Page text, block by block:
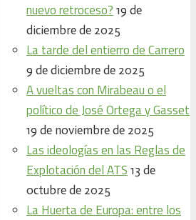
nuevo retroceso? 19 de
diciembre de 2025
La tarde del entierro de Carrero
9 de diciembre de 2025
A vueltas con Mirabeau o el
político de José Ortega y Gasset
19 de noviembre de 2025
Las ideologías en las Reglas de
Explotación del ATS 13 de
octubre de 2025
La Huerta de Europa: entre los